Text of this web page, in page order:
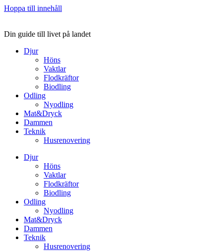
Hoppa till innehåll
Din guide till livet på landet
Djur
Höns
Vaktlar
Flodkräftor
Biodling
Odling
Nyodling
Mat&Dryck
Dammen
Teknik
Husrenovering
Djur
Höns
Vaktlar
Flodkräftor
Biodling
Odling
Nyodling
Mat&Dryck
Dammen
Teknik
Husrenovering